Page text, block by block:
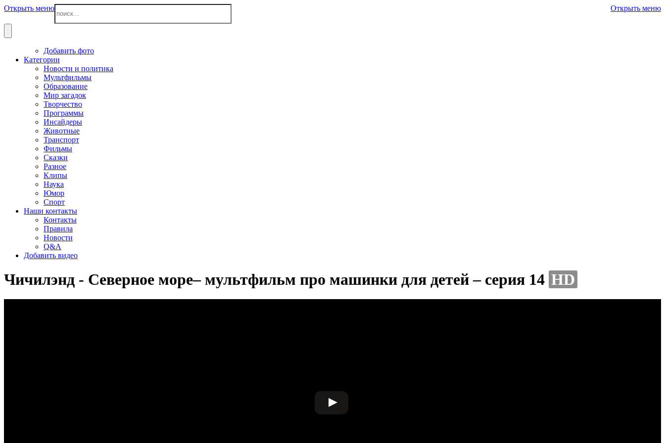
Открыть меню Открыть меню
Добавить фото
Категории
Новости и политика
Мультфильмы
Образование
Мир загадок
Творчество
Программы
Инсайдеры
Животные
Транспорт
Фильмы
Сказки
Разное
Клипы
Наука
Юмор
Спорт
Наши контакты
Контакты
Правила
Новости
Q&A
Добавить видео
Чичилэнд - Северное море– мультфильм про машинки для детей – серия 14 HD